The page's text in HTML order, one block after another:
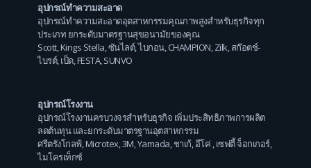
อุปกรณ์ทำความสะอาด
อุปกรณ์ทำความสะอาดอุตสาหกรรมคุณภาพสูงสำหรับธุรกิจทุก
ประเภท ยกระดับมาตรฐานสุขอนามัยของคุณ
Scott, Kings Stella ซันไลต์,ไบกอน, CHAMPION Zilk สก๊อตช์-
ไบรต์, เป็ด, FESTA, SUNVO
อุปกรณ์โรงงาน
อุปกรณ์โรงงานครบวงจรสำหรับธุรกิจ เพิ่มประสิทธิภาพการผลิต
ลดต้นทุน และยกระดับมาตรฐานอุตสาหกรรม
ศรีตรังโกลฟ์,Microtex,3M,Yamada,ชาเก้,อีโค่ ,เซฟตี้ จ็อกเกอร์,
ไมโครเท็กซ์